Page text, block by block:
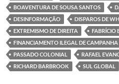
BOAVENTURA DE SOUSA SANTOS
DESINFORMAÇÃO
DISPAROS DE
EXTREMISMO DE DIREITA
FABRÍCIO
FINANCIAMENTO ILEGAL DE CAMPANHA
PASSADO COLONIAL
RAFAEL
RICHARD BARBROOK
SUL GLOBAL